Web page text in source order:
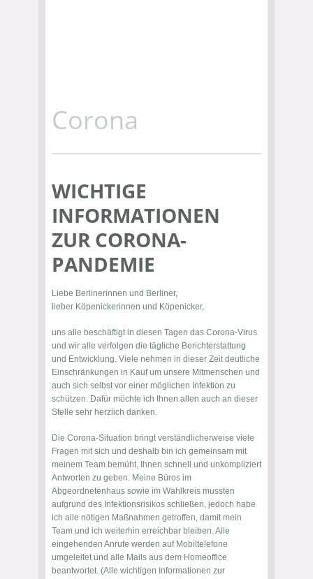
Corona
WICHTIGE
INFORMATIONEN
ZUR CORONA-
PANDEMIE
Liebe Berlinerinnen und Berliner,
lieber Köpenickerinnen und Köpenicker,
uns alle beschäftigt in diesen Tagen das Corona-Virus
und wir alle verfolgen die tägliche Berichterstattung
und Entwicklung. Viele nehmen in dieser Zeit deutliche
Einschränkungen in Kauf um unsere Mitmenschen und
auch sich selbst vor einer möglichen Infektion zu
schützen. Dafür möchte ich Ihnen allen auch an dieser
Stelle sehr herzlich danken.
Die Corona-Situation bringt verständlicherweise viele
Fragen mit sich und deshalb bin ich gemeinsam mit
meinem Team bemüht, Ihnen schnell und unkompliziert
Antworten zu geben. Meine Büros im
Abgeordnetenhaus sowie im Wahlkreis mussten
aufgrund des Infektionsrisikos schließen, jedoch habe
ich alle nötigen Maßnahmen getroffen, damit mein
Team und ich weiterhin erreichbar bleiben. Alle
eingehenden Anrufe werden auf Mobiltelefone
umgeleitet und alle Mails aus dem Homeoffice
beantwortet. (Alle wichtigen Informationen zur